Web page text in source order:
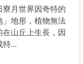
寮月世界因奇特的
」地形，植物無法
在山丘上生長，因
特...